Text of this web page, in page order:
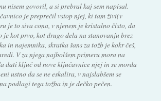
nisem govoril, a si prebral kaj sem napisal.
je preprečil vstop njej, ki tam živi(v
je to siva cona, v njenem je kristalno čisto, da
je kot prvo, kot drugo dela na stanovanju brez
in najemnika, skratka šans za tožb je kokr češ,
V za njega najbolšem primeru mora na
dati ključ od nove ključavnice njej in se morda
ustno da se ne eskalira, v najslabšem se
podlagi tega tožba in je dečko pečen.